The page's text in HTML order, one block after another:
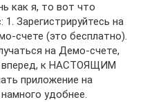
как я, то вот что
Зарегистрируйтесь на
счете (это бесплатно).
на Демо-счете,
вперед, к НАСТОЯЩИМ
приложение на
удобнее.